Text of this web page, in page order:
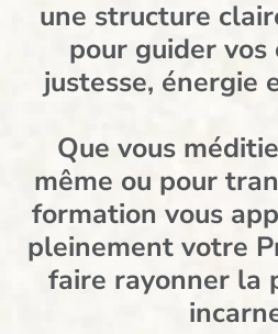
une structure
pour guider vos
justesse, énergie
Que vous
même ou pour
formation vous
pleinement votre
faire rayonner la